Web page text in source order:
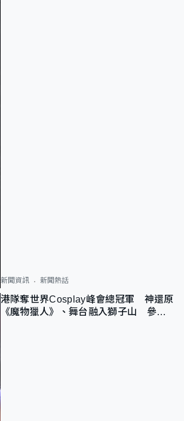
新聞資訊 新聞熱話
港隊奪世界Cosplay峰會總冠軍 神還原
《魔物獵人》、舞台融入獅子山 參賽